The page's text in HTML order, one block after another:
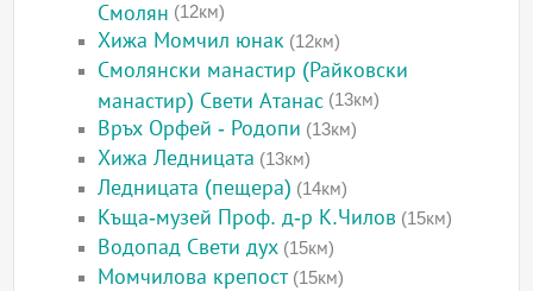
Смолян (12км)
Хижа Момчил юнак (12км)
Смолянски манастир (Райковски
манастир) Свети Атанас (13км)
Връх Орфей - Родопи (13км)
Хижа Ледницата (13км)
Ледницата (пещера) (14км)
Къща-музей Проф. д-р К.Чилов (15км)
Водопад Свети дух (15км)
Момчилова крепост(15км)